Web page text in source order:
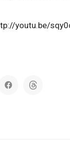
youtu.be/